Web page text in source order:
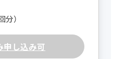
分）
申し込み可